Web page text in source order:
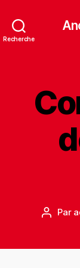
Recherche
Auteur
Par